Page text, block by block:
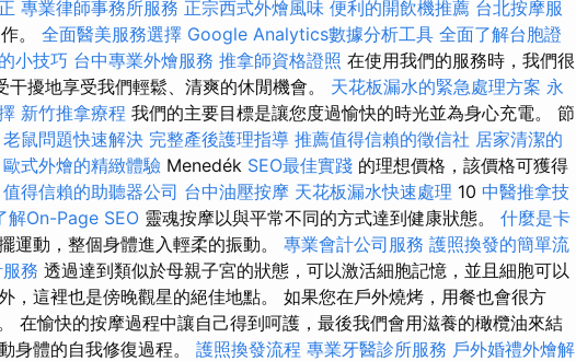
專業律師事務所服務 正宗西式外燴風味 便利的開飲機推薦 台北按摩服
。 全面醫美服務選擇 Google Analytics數據分析工具 全面了解台胞證
小技巧 台中專業外燴服務 推拿師資格證照 在使用我們的服務時，我們很
擾地享受我們輕鬆、清爽的休閒機會。 天花板漏水的緊急處理方案 永
新竹推拿療程 我們的主要目標是讓您度過愉快的時光並為身心充電。 節
老鼠問題快速解決 完整產後護理指導 推薦值得信賴的徵信社 居家清潔的
歐式外燴的精緻體驗 Menedék SEO最佳實踐 的理想價格，該價格可獲得
值得信賴的助聽器公司 台中油壓按摩 天花板漏水快速處理 10 中醫推拿技
解On-Page SEO 靈魂按摩以與平常不同的方式達到健康狀態。 什麼是卡
運動，整個身體進入輕柔的振動。 專業會計公司服務 護照換發的簡單流
務 透過達到類似於母親子宮的狀態，可以激活細胞記憶，並且細胞可以
，這裡也是傍晚觀星的絕佳地點。 如果您在戶外燒烤，用餐也會很方
在愉快的按摩過程中讓自己得到呵護，最後我們會用滋養的橄欖油來結
身體的自我修復過程。 護照換發流程 專業牙醫診所服務 戶外婚禮外燴解